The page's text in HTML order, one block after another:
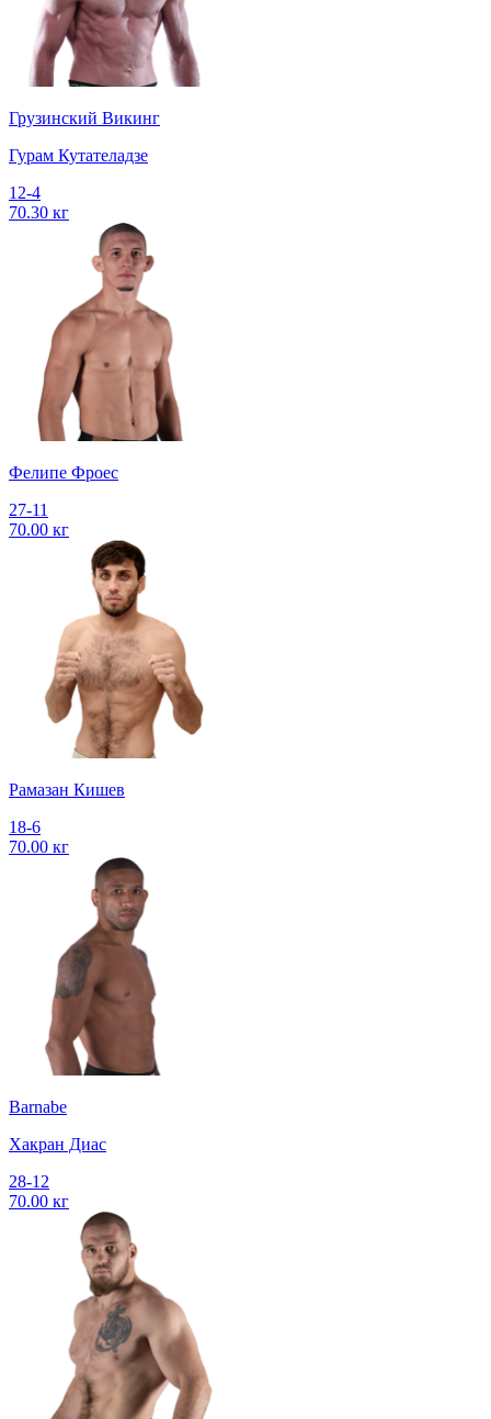
Грузинский Викинг
Гурам Кутателадзе
12-4
70.30 кг
Фелипе Фроес
27-11
70.00 кг
Рамазан Кишев
18-6
70.00 кг
Barnabe
Хакран Диас
28-12
70.00 кг